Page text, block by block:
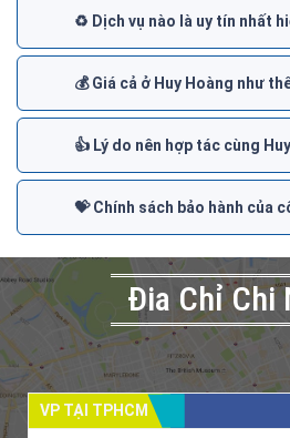
♻️ Dịch vụ nào là uy tín nhất
💰 Giá cả ở Huy Hoàng như
👍 Lý do nên hợp tác cùng
💝 Chính sách bảo hành của
Đia Chỉ Chi
VP TẠI TPHCM